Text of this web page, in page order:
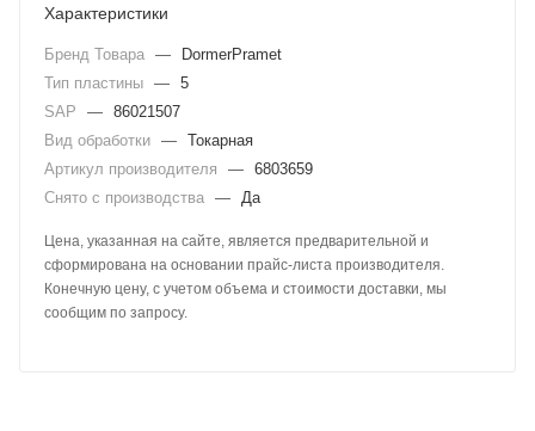
Характеристики
Бренд Товара —
DormerPramet
Тип пластины — 5
SAP
— 86021507
Вид обработки — Токарная
Артикул производителя
— 6803659
Снято с производства — Да
Цена, указанная на сайте, является предварительной и
сформирована на основании прайс-листа производителя.
Конечную цену, с учетом объема и стоимости доставки, мы
сообщим по запросу.